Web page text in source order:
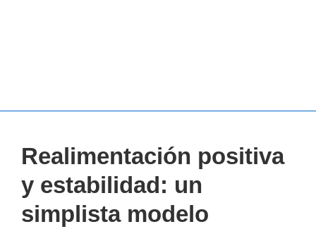
Realimentación positiva
y estabilidad: un
simplista modelo